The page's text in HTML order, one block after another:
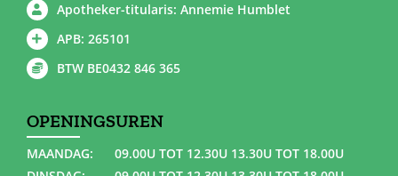
Apotheker-titularis: Annemie Humblet
APB: 265101
BTW BE0432 846 365
OPENINGSUREN
MAANDAG:
09.00U TOT 12.30U 13.30U TOT 18.00U